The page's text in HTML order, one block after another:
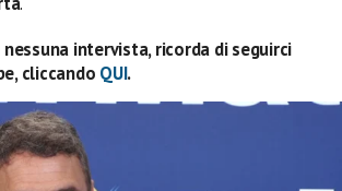
intervista, ricorda di seguirci
cliccando QUI.